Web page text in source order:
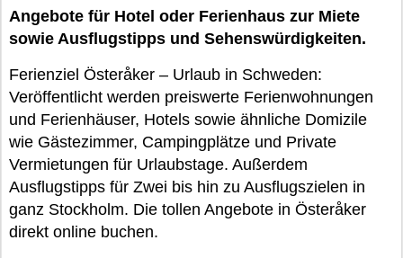
Angebote für Hotel oder Ferienhaus zur Miete
sowie Ausflugstipps und Sehenswürdigkeiten.
Ferienziel Österåker – Urlaub in Schweden:
Veröffentlicht werden preiswerte Ferienwohnungen
und Ferienhäuser, Hotels sowie ähnliche Domizile
wie Gästezimmer, Campingplätze und Private
Vermietungen für Urlaubstage. Außerdem
Ausflugstipps für Zwei bis hin zu Ausflugszielen in
ganz Stockholm. Die tollen Angebote in Österåker
direkt online buchen.